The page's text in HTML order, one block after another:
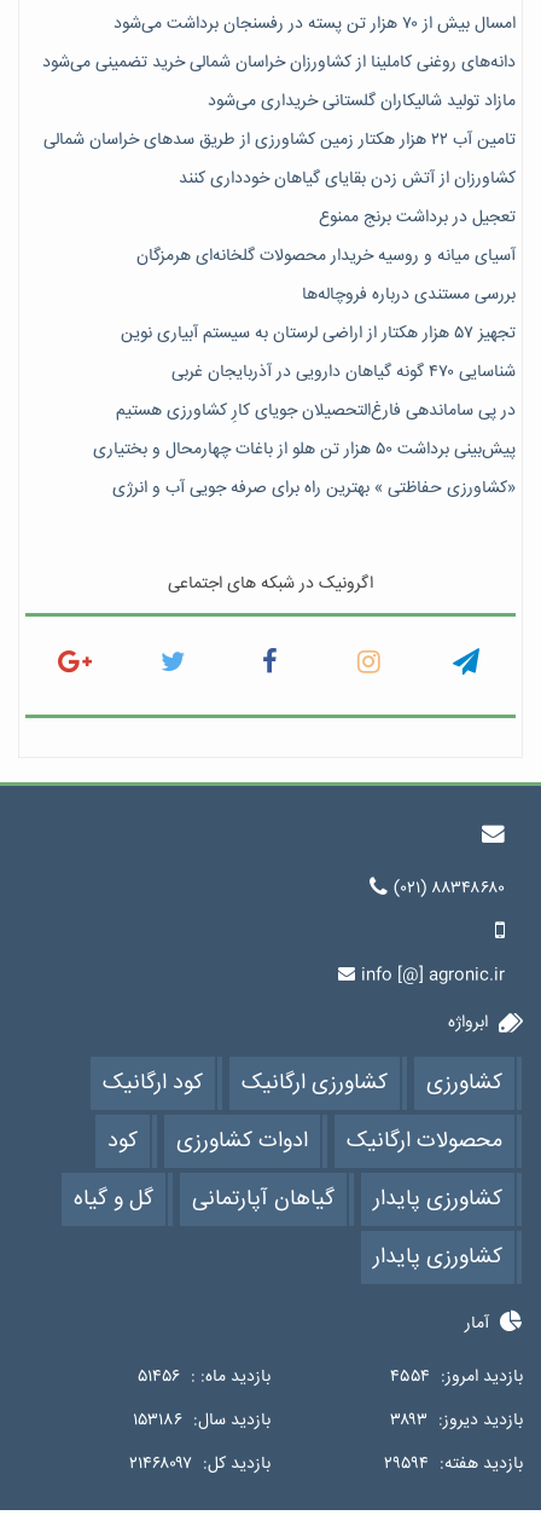
امسال بیش از ۷۰ هزار تن پسته در رفسنجان برداشت می‌شود
دانه‌های روغنی کاملینا از کشاورزان خراسان شمالی خرید تضمینی می‌شود
مازاد تولید شالیکاران گلستانی خریداری می‌شود
تامین آب ۲۲ هزار هکتار زمین کشاورزی از طریق سدهای خراسان شمالی
کشاورزان از آتش زدن بقایای گیاهان خودداری کنند
تعجیل در برداشت برنج ممنوع
آسیای میانه و روسیه خریدار محصولات گلخانه‌ای هرمزگان
بررسی مستندی درباره فروچاله‌ها
تجهیز ۵۷ هزار هکتار از اراضی لرستان به سیستم آبیاری نوین
شناسایی ۴۷٠ گونه گیاهان دارویی در آذربایجان غربی
در پی ساماندهی فارغ‌التحصیلان جویای کارِ کشاورزی هستیم
پیش‎‌بینی برداشت ۵۰ هزار تن هلو از باغات چهارمحال و بختیاری
«کشاورزی حفاظتی » بهترین راه برای صرفه جویی آب و انرژی
اگرونیک در شبکه های اجتماعی
(۰۲۱) ۸۸۳۴۸۶۸۰
info [@] agronic.ir
ابرواژه
کشاورزی کشاورزی ارگانیک
کود ارگانیک
محصولات ارگانیک
ادوات کشاورزی
کود
کشاورزی پایدار
گیاهان آپارتمانی
گل و گیاه
کشاورزی پایدار
آمار
بازدید امروز: ۴۵۵۴ بازدید ماه: : ۵۱۴۵۶
بازدید دیروز: ۳۸۹۳ بازدید سال: ۱۵۳۱۸۶
بازدید هفته: ۲۹۵۹۴ بازدید کل: ۲۱۴۶۸۰۹۷